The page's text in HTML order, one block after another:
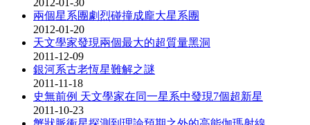
兩個星系團劇烈碰撞成龐大星系團
2012-01-20
天文學家發現兩個最大的超質量黑洞
2011-12-09
銀河系古老恆星難解之謎
2011-11-18
史無前例 天文學家在同一星系中發現7個超新星
2011-10-23